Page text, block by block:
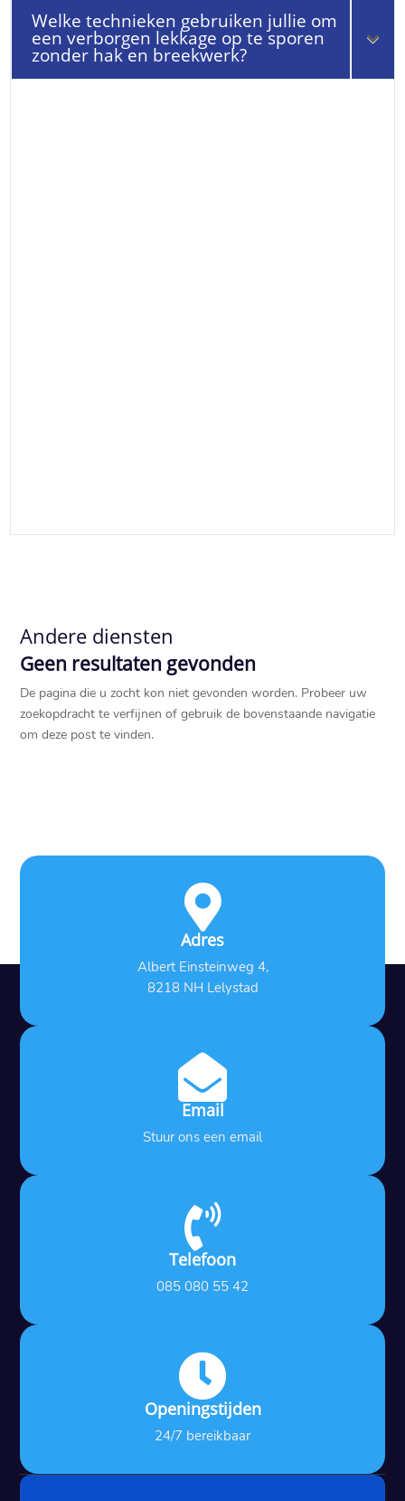
Welke technieken gebruiken jullie om
een verborgen lekkage op te sporen
zonder hak en breekwerk?
Andere diensten
Geen resultaten gevonden
De pagina die u zocht kon niet gevonden worden. Probeer uw
zoekopdracht te verfijnen of gebruik de bovenstaande navigatie
om deze post te vinden.

Adres
Albert Einsteinweg 4,
8218 NH Lelystad

Email
Stuur ons een email

Telefoon
085 080 55 42

Openingstijden
24/7 bereikbaar